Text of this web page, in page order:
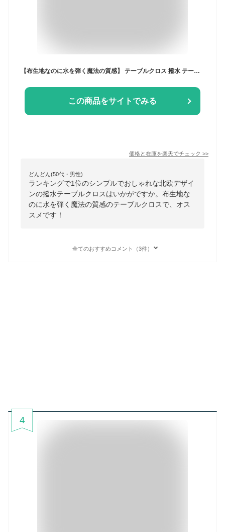
【布生地なのに水を弾く魔法の質感】 テーブルクロス 撥水 テーブルマット 高級 デスクマット 食卓カバー 北欧 おしゃれ 綿麻 リネン マルチカバー テーブル クロス 家庭用 業務用 正方形 長方形 無地 汚れ防止 机カバー 防水 お洒落 可愛い
この商品をサイトでみる
価格と在庫を楽天でチェック >>
どんどん(50代・男性)
ランキングで1位のシンプルでおしゃれな北欧デザイ
ンの撥水テーブルクロスはいかがですか。布生地な
のに水を弾く魔法の質感のテーブルクロスで、オス
スメです！
全てのおすすめコメント（3件）
4